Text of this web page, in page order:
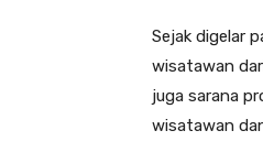
Sejak digelar
wisatawan
juga sarana
wisatawan